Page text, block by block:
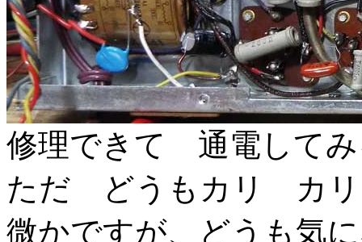
修理できて 通電してみ
ただ どうもカリ カリ
微かですが、どうも気